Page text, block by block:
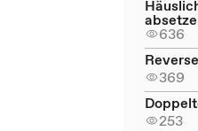
636
369
253